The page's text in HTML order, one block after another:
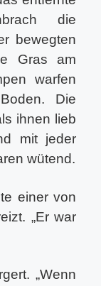
die
bewegten
Gras am
warfen
Die
ihnen lieb
mit jeder
wütend.
einer von
„Er war
„Wenn